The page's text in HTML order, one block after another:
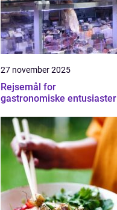
27 november 2025
Rejsemål for
gastronomiske entusiaster